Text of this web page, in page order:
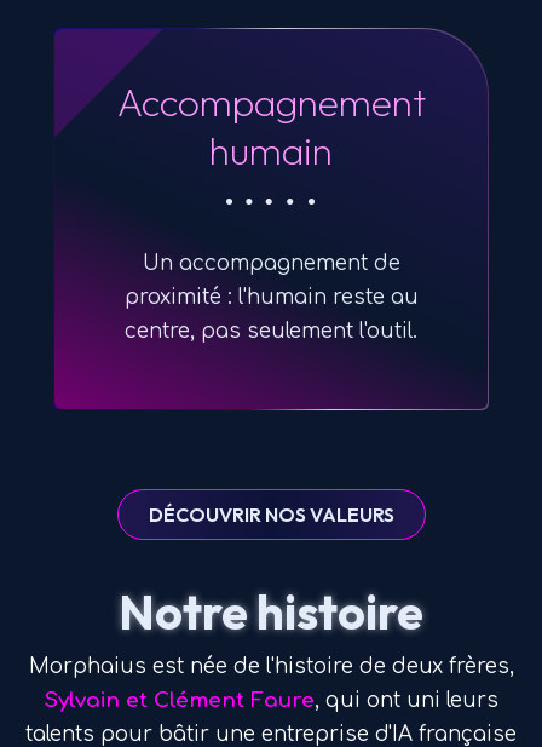
Accompagnement
humain
Un accompagnement de
proximité : l'humain reste au
centre, pas seulement l'outil.
DÉCOUVRIR NOS VALEURS
Notre histoire
Morphaius est née de l'histoire de deux frères,
Sylvain et Clément Faure, qui ont uni leurs
talents pour bâtir une entreprise d'IA française